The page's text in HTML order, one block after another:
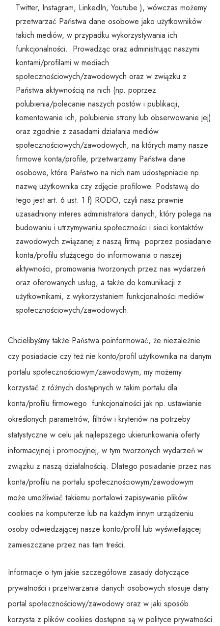
Twitter, Instagram, LinkedIn, Youtube ), wówczas możemy
przetwarzać Państwa dane osobowe jako użytkowników
takich mediów, w przypadku wykorzystywania ich
funkcjonalności. Prowadząc oraz administrując naszymi
kontami/profilami w mediach
społecznościowych/zawodowych oraz w związku z
Państwa aktywnością na nich (np. poprzez
polubienia/polecanie naszych postów i publikacji,
komentowanie ich, polubienie strony lub obserwowanie jej)
oraz zgodnie z zasadami działania mediów
społecznościowych/zawodowych, na których mamy nasze
firmowe konta/profile, przetwarzamy Państwa dane
osobowe, które Państwo na nich nam udostępniacie np.
nazwę użytkownika czy zdjęcie profilowe. Podstawą do
tego jest art. 6 ust. 1 f) RODO, czyli nasz prawnie
uzasadniony interes administratora danych, który polega na
budowaniu i utrzymywaniu społeczności i sieci kontaktów
zawodowych związanej z naszą firmą poprzez posiadanie
konta/profilu służącego do informowania o naszej
aktywności, promowania tworzonych przez nas wydarzeń
oraz oferowanych usług, a także do komunikacji z
użytkownikami, z wykorzystaniem funkcjonalności mediów
społecznościowych/zawodowych.
Chcielibyśmy także Państwa poinformować, że niezależnie
czy posiadacie czy też nie konto/profil użytkownika na danym
portalu społecznościowym/zawodowym, my możemy
korzystać z różnych dostępnych w takim portalu dla
konta/profilu firmowego funkcjonalności jak np. ustawianie
określonych parametrów, filtrów i kryteriów na potrzeby
statystyczne w celu jak najlepszego ukierunkowania oferty
informacyjnej i promocyjnej, w tym tworzonych wydarzeń w
związku z naszą działalnością. Dlatego posiadanie przez nas
konta/profilu na portalu społecznościowym/zawodowym
może umożliwiać takiemu portalowi zapisywanie plików
cookies na komputerze lub na każdym innym urządzeniu
osoby odwiedzającej nasze konto/profil lub wyświetlającej
zamieszczane przez nas tam treści.
Informacje o tym jakie szczegółowe zasady dotyczące
prywatności i przetwarzania danych osobowych stosuje dany
portal społecznościowy/zawodowy oraz w jaki sposób
korzysta z plików cookies dostępne są w polityce prywatności